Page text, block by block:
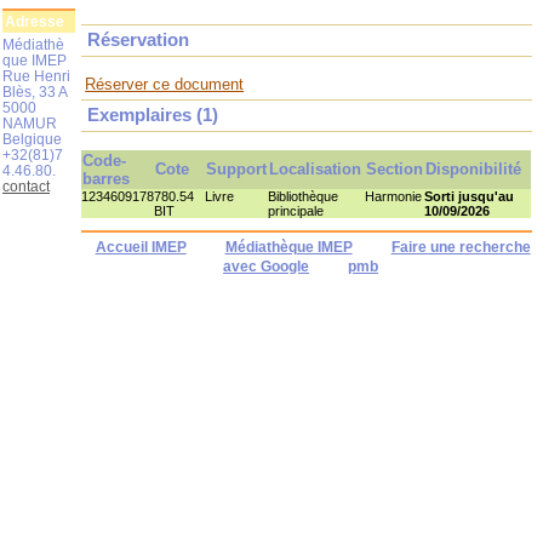
Réservation
Réserver ce document
Exemplaires (1)
Code-
barres
Cote Support Localisation Section Disponibilité
1234609178780.54
BIT
Livre
Bibliothèque
principale
HarmonieSorti jusqu'au
10/09/2026
Accueil IMEP Médiathèque IMEP
Faire une recherche
avec Google
pmb
Adresse
Médiathè
que IMEP
Rue Henri
Blès, 33 A
5000
NAMUR
Belgique
+32(81)7
4.46.80.
contact